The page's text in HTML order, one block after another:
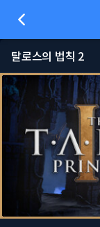
탈로스의 법칙 2